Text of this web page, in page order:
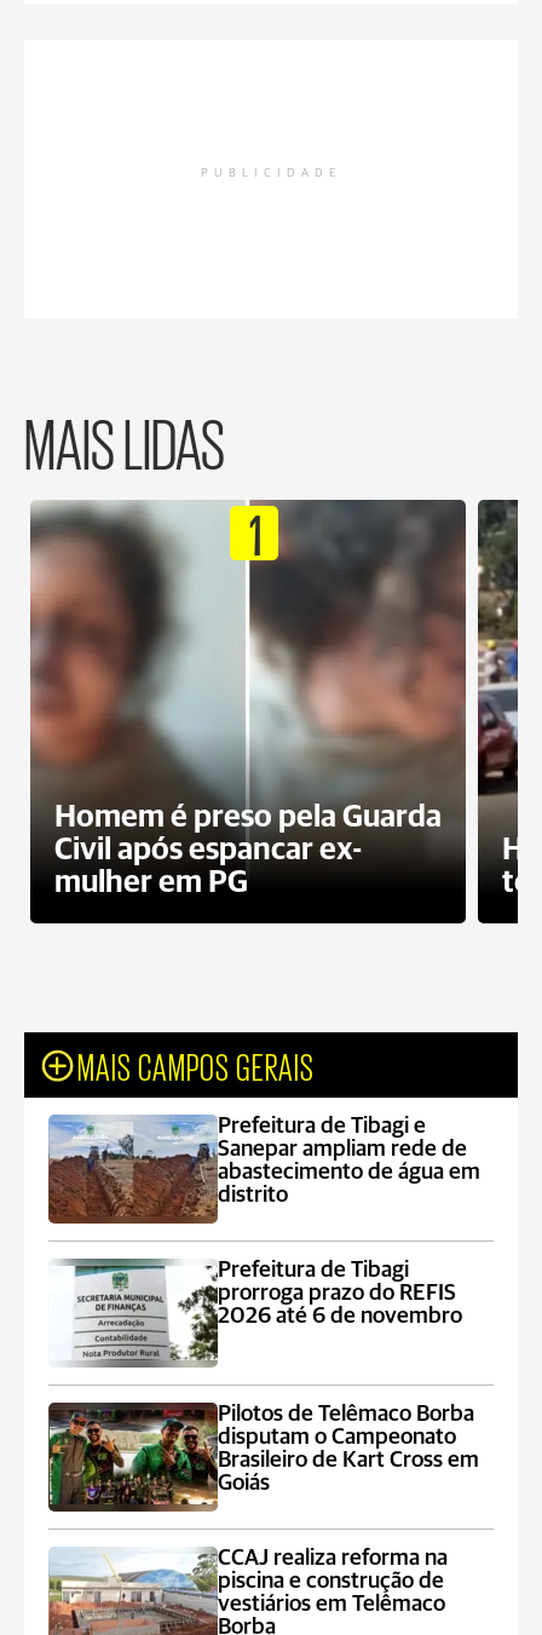
PUBLICIDADE
MAIS LIDAS
1
Homem é preso pela Guarda
Civil após espancar ex-
mulher em PG
MAIS CAMPOS GERAIS
Prefeitura de Tibagi e
Sanepar ampliam rede de
abastecimento de água em
distrito
Prefeitura de Tibagi
prorroga prazo do REFIS
2026 até 6 de novembro
Pilotos de Telêmaco Borba
disputam o Campeonato
Brasileiro de Kart Cross em
Goiás
CCAJ realiza reforma na
piscina e construção de
vestiários em Telêmaco
Borba